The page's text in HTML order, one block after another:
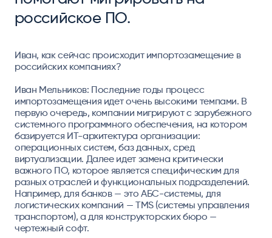
российское ПО.
Иван, как сейчас происходит импортозамещение в
российских компаниях?
Иван Мельников: Последние годы процесс
импортозамещения идет очень высокими темпами. В
первую очередь, компании мигрируют с зарубежного
системного программного обеспечения, на котором
базируется ИТ-архитектура организации:
операционных систем, баз данных, сред
виртуализации. Далее идет замена критически
важного ПО, которое является специфическим для
разных отраслей и функциональных подразделений.
Например, для банков — это АБС-системы, для
логистических компаний — TMS (системы управления
транспортом), а для конструкторских бюро —
чертежный софт.